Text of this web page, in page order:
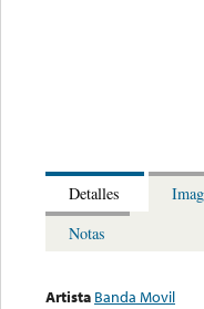
Detalles
Notas
Artista Banda Movil